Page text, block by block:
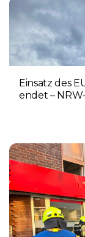
Einsatz des
endet –